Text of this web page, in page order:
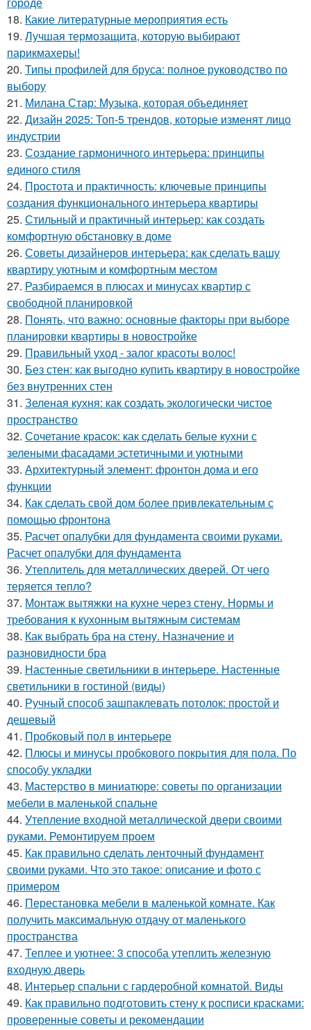
18. Какие литературные мероприятия есть
19. Лучшая термозащита, которую выбирают
парикмахеры!
20. Типы профилей для бруса: полное руководство по
выбору
21. Милана Стар: Музыка, которая объединяет
22. Дизайн 2025: Топ-5 трендов, которые изменят лицо
индустрии
23. Создание гармоничного интерьера: принципы
единого стиля
24. Простота и практичность: ключевые принципы
создания функционального интерьера квартиры
25. Стильный и практичный интерьер: как создать
комфортную обстановку в доме
26. Советы дизайнеров интерьера: как сделать вашу
квартиру уютным и комфортным местом
27. Разбираемся в плюсах и минусах квартир с
свободной планировкой
28. Понять, что важно: основные факторы при выборе
планировки квартиры в новостройке
29. Правильный уход - залог красоты волос!
30. Без стен: как выгодно купить квартиру в новостройке
без внутренних стен
31. Зеленая кухня: как создать экологически чистое
пространство
32. Сочетание красок: как сделать белые кухни с
зелеными фасадами эстетичными и уютными
33. Архитектурный элемент: фронтон дома и его
функции
34. Как сделать свой дом более привлекательным с
помощью фронтона
35. Расчет опалубки для фундамента своими руками.
Расчет опалубки для фундамента
36. Утеплитель для металлических дверей. От чего
теряется тепло?
37. Монтаж вытяжки на кухне через стену. Нормы и
требования к кухонным вытяжным системам
38. Как выбрать бра на стену. Назначение и
разновидности бра
39. Настенные светильники в интерьере. Настенные
светильники в гостиной (виды)
40. Ручный способ зашпаклевать потолок: простой и
дешевый
41. Пробковый пол в интерьере
42. Плюсы и минусы пробкового покрытия для пола. По
способу укладки
43. Мастерство в миниатюре: советы по организации
мебели в маленькой спальне
44. Утепление входной металлической двери своими
руками. Ремонтируем проем
45. Как правильно сделать ленточный фундамент
своими руками. Что это такое: описание и фото с
примером
46. Перестановка мебели в маленькой комнате. Как
получить максимальную отдачу от маленького
пространства
47. Теплее и уютнее: 3 способа утеплить железную
входную дверь
48. Интерьер спальни с гардеробной комнатой. Виды
49. Как правильно подготовить стену к росписи красками:
проверенные советы и рекомендации